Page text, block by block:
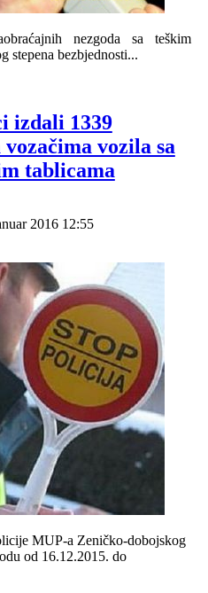
nezgoda sa teškim
stepena bezbjednosti...
izdali 1339
vozila sa
tablicama
2016 12:55
MUP-a Zeničko-dobojskog
od 16.12.2015. do